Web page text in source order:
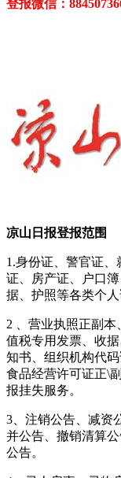
登报微信：
凉山日报登报范围
1.身份证、警官证
证、房产证、户口
据、护照等各类个
2 、营业执照正副
值税专用发票、收
知书、组织机构代
食品经营许可证正\
报挂失服务。
3、注销公告、减资
并公告、撤销清算
公告。